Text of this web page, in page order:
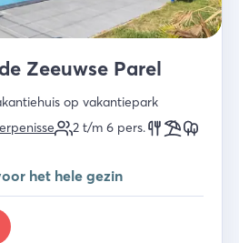
Zeeuwse Parel
op vakantiepark
2 t/m 6 pers.
het hele gezin